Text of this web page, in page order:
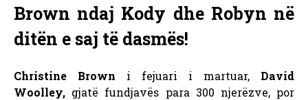
Brown ndaj Kody dhe Robyn në
ditën e saj të dasmës!
Christine Brown i fejuari i martuar, David
Woolley, gjatë fundjavës para 300 njerëzve, por